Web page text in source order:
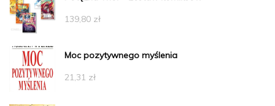
139,80 zł
Moc pozytywnego myślenia
21,31 zł